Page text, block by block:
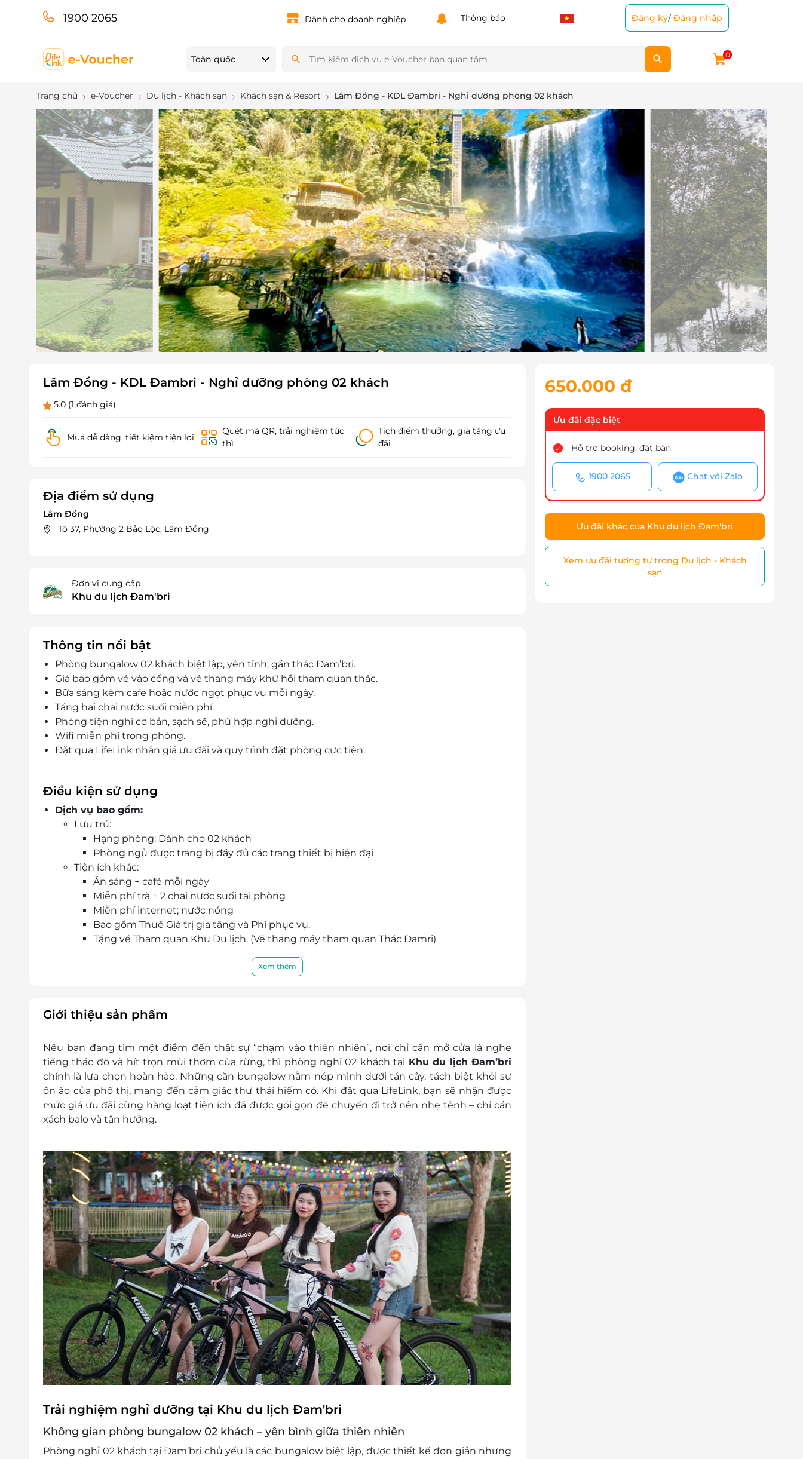
1900 2065 Dành cho doanh nghiệp Thông báo Đăng ký/Đăng nhập
Toàn quốc 0
Trang chủ e-Voucher Du lịch - Khách sạn Khách sạn & Resort Lâm Đồng - KDL Đambri - Nghỉ dưỡng phòng 02 khách
10/31
Lâm Đồng - KDL Đambri - Nghỉ dưỡng phòng 02 khách
5.0 (1 đánh giá)
Mua dễ dàng, tiết kiệm tiện lợi
Quét mã QR, trải nghiệm tức
thì
Tích điểm thưởng, gia tăng ưu
đãi
Địa điểm sử dụng
Lâm Đồng
Tổ 37, Phường 2 Bảo Lộc, Lâm Đồng
Đơn vị cung cấp
Khu du lịch Đam'bri
Thông tin nổi bật
Phòng bungalow 02 khách biệt lập, yên tĩnh, gần thác Đam’bri.
Giá bao gồm vé vào cổng và vé thang máy khứ hồi tham quan thác.
Bữa sáng kèm cafe hoặc nước ngọt phục vụ mỗi ngày.
Tặng hai chai nước suối miễn phí.
Phòng tiện nghi cơ bản, sạch sẽ, phù hợp nghỉ dưỡng.
Wifi miễn phí trong phòng.
Đặt qua LifeLink nhận giá ưu đãi và quy trình đặt phòng cực tiện.
Điều kiện sử dụng
Dịch vụ bao gồm:
Lưu trú:
Hạng phòng: Dành cho 02 khách
Phòng ngủ được trang bị đầy đủ các trang thiết bị hiện đại
Tiện ích khác:
Ăn sáng + café mỗi ngày
Miễn phí trà + 2 chai nước suối tại phòng
Miễn phí internet; nước nóng
Bao gồm Thuế Giá trị gia tăng và Phí phục vụ.
Tặng vé Tham quan Khu Du lịch. (Vé thang máy tham quan Thác Đamri)
Miễn phí 01 bé dưới 06 tuổi ngủ chung phòng với Bố Mẹ, trẻ em từ 12 tuổi trở lên tính
Khu Du Lịch yêu cầu trình Hộ chiếu/Giấy khai sinh/Passport của tất cả khách khi làm
thủ tục nhận
Trẻ em từ 12 tuổi trở lên hoặc người lớn (gồm bữa ăn sáng): 250,000 VNĐ/đêm
Trẻ em từ 06 tuổi đến dưới 12 tuổi (gồm bữa ăn sáng): 125,000 VNĐ/đêm
Thời gian nhận trả phòng:
Giờ nhận phòng: Sau 14h00
Check in sớm - Check out muộn: Tùy thuộc vào tình trạng phòng và có thể sẽ phụ thu
theo quy định của khách sạn.
Điều kiện đặt phòng:
Hotline đặt phòng & tư vấn (9h-20h): 1900 2065
Văn phòng HCM: 028 6680 8757
Liên hệ check tình trạng phòng trống trước khi mua voucher
Điều kiện khác:
Áp dụng 01 e-Voucher/e-Coupon cho 02 khách
Một khách hàng được mua nhiều e-Voucher/e-Coupon
e-Voucher/e-Coupon không có giá trị quy đổi thành tiền mặt, không trả lại tiền thừa
Không áp dụng đồng thời với chương trình khuyến mại khác.
Xem thêm
Giới thiệu sản phẩm
Nếu bạn đang tìm một điểm đến thật sự “chạm vào thiên nhiên”, nơi chỉ cần mở cửa là nghe
tiếng thác đổ và hít trọn mùi thơm của rừng, thì phòng nghỉ 02 khách tại Khu du lịch Đam’bri
chính là lựa chọn hoàn hảo. Những căn bungalow nằm nép mình dưới tán cây, tách biệt khỏi sự
ồn ào của phố thị, mang đến cảm giác thư thái hiếm có. Khi đặt qua LifeLink, bạn sẽ nhận được
mức giá ưu đãi cùng hàng loạt tiện ích đã được gói gọn để chuyến đi trở nên nhẹ tênh – chỉ cần
xách balo và tận hưởng.
Trải nghiệm nghỉ dưỡng tại Khu du lịch Đam'bri
Không gian phòng bungalow 02 khách – yên bình giữa thiên nhiên
Phòng nghỉ 02 khách tại Đam’bri chủ yếu là các bungalow biệt lập, được thiết kế đơn giản nhưng
650.000 đ
Ưu đãi đặc biệt
Hỗ trợ booking, đặt bàn
1900 2065 Chat với Zalo
Ưu đãi khác của Khu du lịch Đam'bri
Xem ưu đãi tương tự trong Du lịch - Khách
sạn